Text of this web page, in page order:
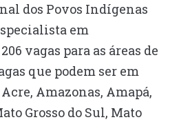
dos Povos Indígenas
em
vagas para as áreas de
que podem ser em
Amazonas, Amapá,
Grosso do Sul, Mato